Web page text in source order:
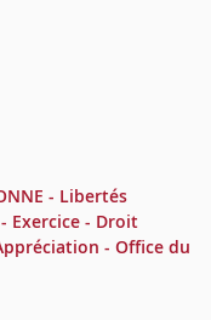
- Libertés
Exercice - Droit
- Office du